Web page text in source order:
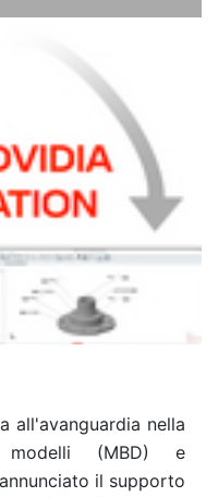
all'avanguardia nella
(MBD) e
il supporto